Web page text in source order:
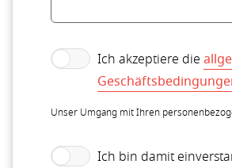
Ich akzeptiere die
Unser Umgang mit Ihren
Ich bin damit